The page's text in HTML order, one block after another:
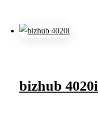
bizhub 4020i